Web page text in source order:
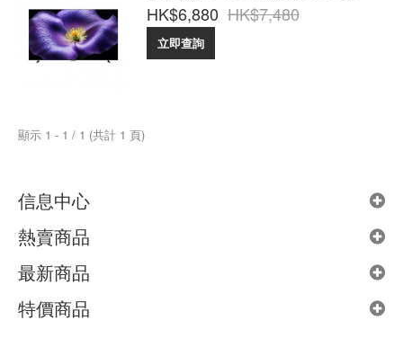
HK$6,880 HK$7,480
立即查詢
顯示 1 - 1 / 1 (共計 1 頁)
信息中心
熱賣商品
最新商品
特價商品